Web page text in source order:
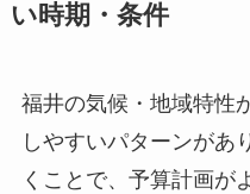
い時期・条件
福井の気候・地域特性
しやすいパターンがあ
くことで、予算計画が